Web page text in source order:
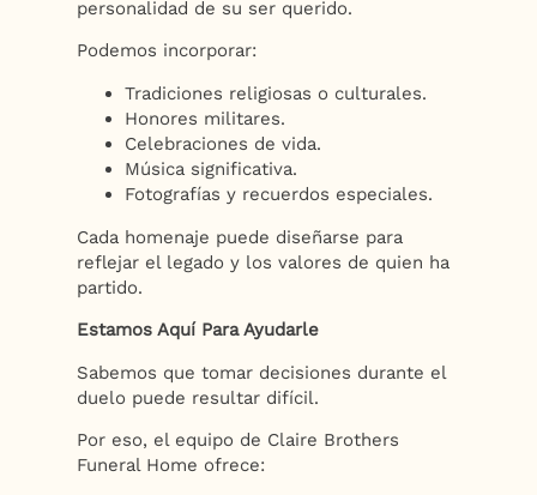
personalidad de su ser querido.
Podemos incorporar:
Tradiciones religiosas o culturales.
Honores militares.
Celebraciones de vida.
Música significativa.
Fotografías y recuerdos especiales.
Cada homenaje puede diseñarse para
reflejar el legado y los valores de quien ha
partido.
Estamos Aquí Para Ayudarle
Sabemos que tomar decisiones durante el
duelo puede resultar difícil.
Por eso, el equipo de Claire Brothers
Funeral Home ofrece: